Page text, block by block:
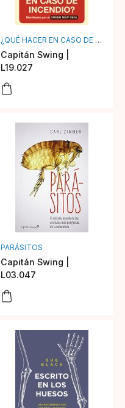
¿QUÉ HACER EN CASO DE INCENDIO?
Capitán Swing |
L19.027
PARÁSITOS
Capitán Swing |
L03.047